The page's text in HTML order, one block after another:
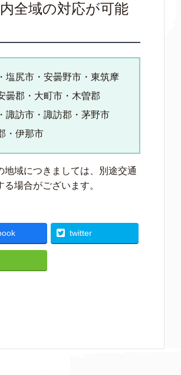
全域の対応が可能
塩尻市・安曇野市・東筑摩
曇郡・大町市・木曽郡
諏訪市・諏訪郡・茅野市
・伊那市
地域につきましては、別途交通
る場合がございます。
twitter